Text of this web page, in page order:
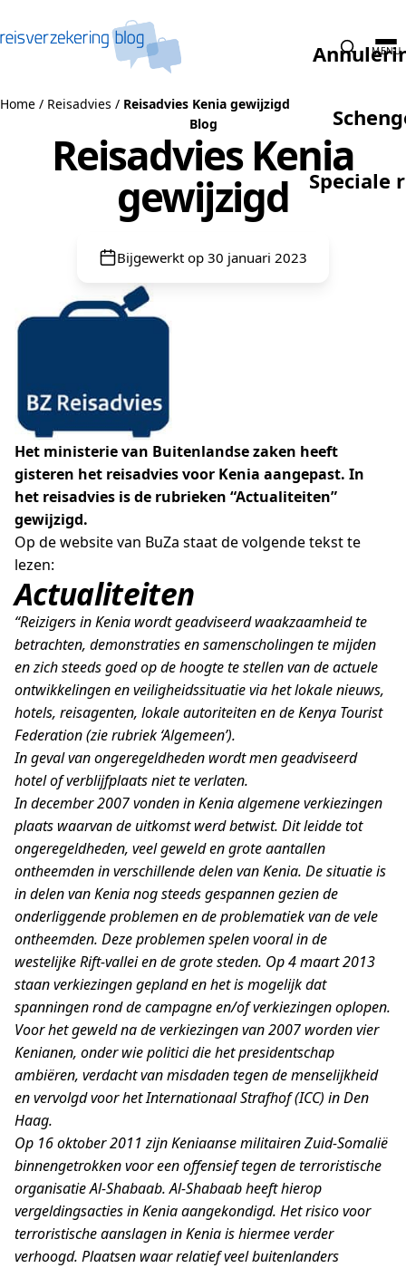
Speciale
MENU
Home / Reisadvies / Reisadvies Kenia gewijzigd
Blog
Reisadvies Kenia
gewijzigd
Bijgewerkt op 30 januari 2023
Het ministerie van Buitenlandse zaken heeft
gisteren het reisadvies voor Kenia aangepast. In
het reisadvies is de rubrieken “Actualiteiten”
gewijzigd.
Op de website van BuZa staat de volgende tekst te
lezen:
Actualiteiten
“Reizigers in Kenia wordt geadviseerd waakzaamheid te
betrachten, demonstraties en samenscholingen te mijden
en zich steeds goed op de hoogte te stellen van de actuele
ontwikkelingen en veiligheidssituatie via het lokale nieuws,
hotels, reisagenten, lokale autoriteiten en de Kenya Tourist
Federation (zie rubriek ‘Algemeen’).
In geval van ongeregeldheden wordt men geadviseerd
hotel of verblijfplaats niet te verlaten.
In december 2007 vonden in Kenia algemene verkiezingen
plaats waarvan de uitkomst werd betwist. Dit leidde tot
ongeregeldheden, veel geweld en grote aantallen
ontheemden in verschillende delen van Kenia. De situatie is
in delen van Kenia nog steeds gespannen gezien de
onderliggende problemen en de problematiek van de vele
ontheemden. Deze problemen spelen vooral in de
westelijke Rift-vallei en de grote steden. Op 4 maart 2013
staan verkiezingen gepland en het is mogelijk dat
spanningen rond de campagne en/of verkiezingen oplopen.
Voor het geweld na de verkiezingen van 2007 worden vier
Kenianen, onder wie politici die het presidentschap
ambiëren, verdacht van misdaden tegen de menselijkheid
en vervolgd voor het Internationaal Strafhof (ICC) in Den
Haag.
Op 16 oktober 2011 zijn Keniaanse militairen Zuid-Somalië
binnengetrokken voor een offensief tegen de terroristische
organisatie Al-Shabaab. Al-Shabaab heeft hierop
vergeldingsacties in Kenia aangekondigd. Het risico voor
terroristische aanslagen in Kenia is hiermee verder
verhoogd. Plaatsen waar relatief veel buitenlanders